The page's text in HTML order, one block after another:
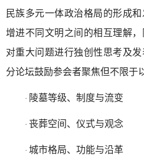
民族多元一体政治格局的形成
增进不同文明之间的相互理解
对重大问题进行独创性思考及发
分论坛鼓励参会者聚焦但不限于
· 陵墓等级、制度与流变
· 丧葬空间、仪式与观念
· 城市格局、功能与沿革